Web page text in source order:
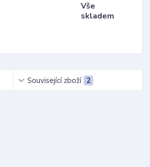
Vše
skladem
Související zboží 2